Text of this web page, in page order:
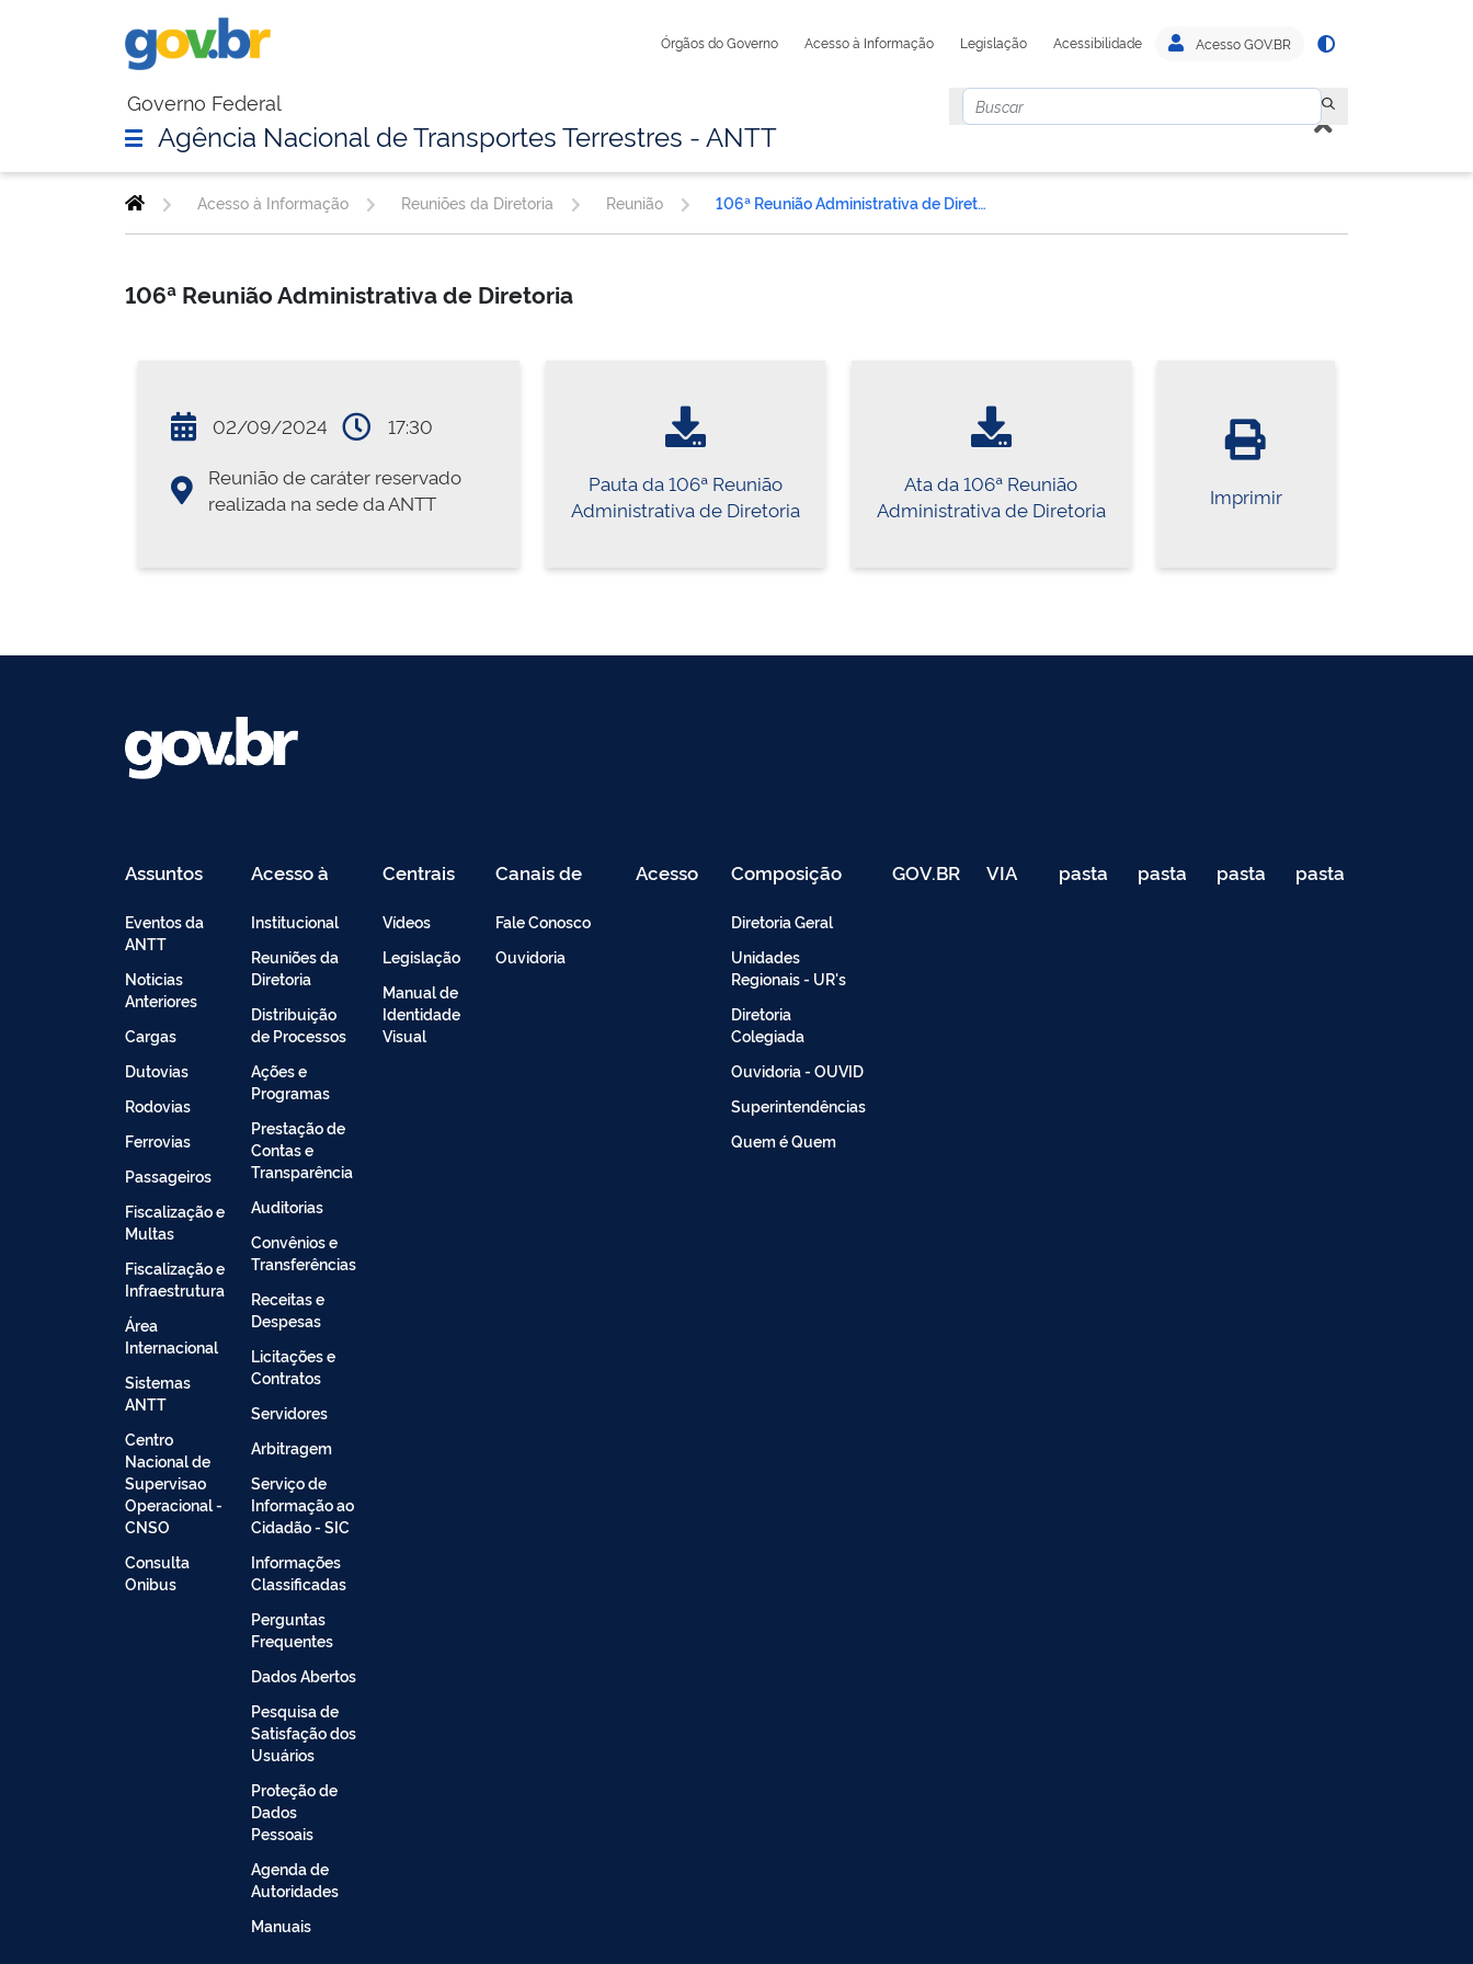
Órgãos do Governo Acesso à Informação Legislação Acessibilidade Acesso GOV.BR
Governo Federal
Agência Nacional de Transportes Terrestres - ANTT
Acesso à Informação Reuniões da Diretoria Reunião 106ª Reunião Administrativa de Diretoria
106ª Reunião Administrativa de Diretoria
02/09/2024
17:30
Reunião de caráter reservado
realizada na sede da ANTT
Pauta da 106ª Reunião
Administrativa de Diretoria
Ata da 106ª Reunião
Administrativa de Diretoria
Imprimir
Assuntos
Eventos da
ANTT
Noticias
Anteriores
Cargas
Dutovias
Rodovias
Ferrovias
Passageiros
Fiscalização e
Multas
Fiscalização e
Infraestrutura
Área
Internacional
Sistemas
ANTT
Centro
Nacional de
Supervisao
Operacional -
CNSO
Consulta
Onibus
Acesso à
Institucional
Reuniões da
Diretoria
Distribuição
de Processos
Ações e
Programas
Prestação de
Contas e
Transparência
Auditorias
Convênios e
Transferências
Receitas e
Despesas
Licitações e
Contratos
Servidores
Arbitragem
Serviço de
Informação ao
Cidadão - SIC
Informações
Classificadas
Perguntas
Frequentes
Dados Abertos
Pesquisa de
Satisfação dos
Usuários
Proteção de
Dados
Pessoais
Agenda de
Autoridades
Manuais
Centrais
Vídeos
Legislação
Manual de
Identidade
Visual
Canais de
Fale Conosco
Ouvidoria
Acesso Composição
Diretoria Geral
Unidades
Regionais - UR's
Diretoria
Colegiada
Ouvidoria - OUVID
Superintendências
Quem é Quem
GOV.BR VIA pasta
de
pasta
de
pasta
de
pasta
de